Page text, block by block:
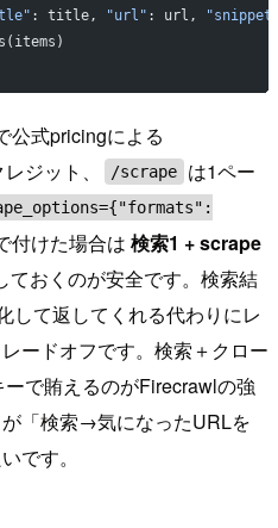
: title, "url" : url,
公式pricingによる
ジット、 /scrape
は1ペー
付けた場合は検索1 + scrape
ておくのが安全です。検索結
して返してくれる代わりにレ
ードオフです。検索＋クロー
で賄えるのがFirecrawlの強
「検索→気になったURLを
です。